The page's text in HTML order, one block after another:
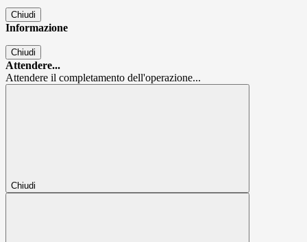
Chiudi
Informazione
Chiudi
Attendere...
Attendere il completamento dell'operazione...
Chiudi